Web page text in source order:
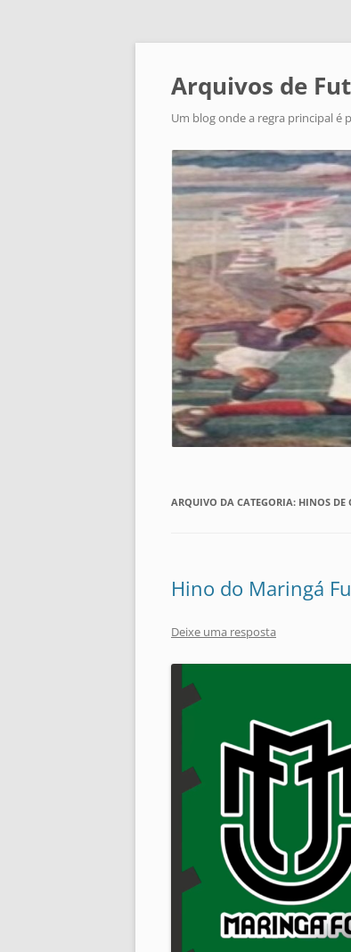
Arquivos de
Um blog onde a regra principal é
ARQUIVO DA CATEGORIA: HINOS DE
Hino do Maringá
Deixe uma resposta